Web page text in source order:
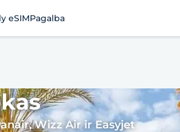
eSIMPagalba
Wizz Air ir Easyjet